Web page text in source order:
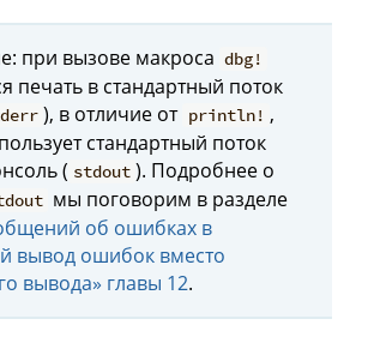
при вызове макроса dbg!
печать в стандартный поток
), в отличие от println! ,
стандартный поток
( stdout ). Подробнее о
мы поговорим в разделе
об ошибках в
вывод ошибок вместо
вывода» главы 12.